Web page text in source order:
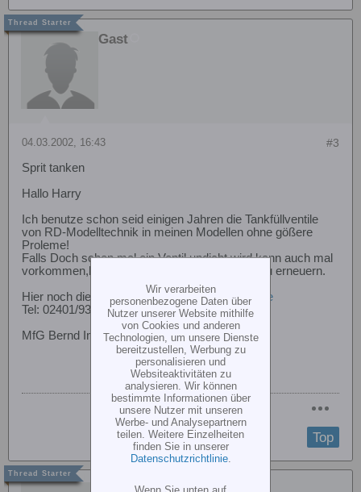
Gast
#3
04.03.2002, 16:43
Sprit tanken
Hallo Harry
Ich benutze schon seid einigen Jahren die Tankfüllventile
von RD-Modelltechnik in meinen Modellen ohne gößere
Proleme!
Falls Doch schon mal ein Ventil undicht wird,kann auch mal
vorkommen,braucht man nur den \" O-Ring\" zu erneuern.
Hier noch die Adresse:www.rd-modelltechnik.de
Tel: 02401/939000
MfG Bernd Immendorf
Top
Wir verarbeiten
personenbezogene Daten über
Nutzer unserer Website mithilfe
von Cookies und anderen
Technologien, um unsere Dienste
bereitzustellen, Werbung zu
personalisieren und
Websiteaktivitäten zu
analysieren. Wir können
bestimmte Informationen über
unsere Nutzer mit unseren
Werbe- und Analysepartnern
teilen. Weitere Einzelheiten
finden Sie in unserer
Datenschutzrichtlinie.
Wenn Sie unten auf